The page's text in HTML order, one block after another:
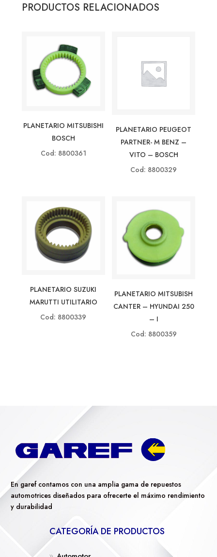
PRODUCTOS RELACIONADOS
PLANETARIO MITSUBISHI
BOSCH
Cod: 8800361
PLANETARIO PEUGEOT
PARTNER- M BENZ –
VITO – BOSCH
Cod: 8800329
PLANETARIO SUZUKI
MARUTTI UTILITARIO
Cod: 8800339
PLANETARIO MITSUBISH
CANTER – HYUNDAI 250
– I
Cod: 8800359
En garef contamos con una amplia gama de repuestos
automotrices diseñados para ofrecerte el máximo rendimiento
y durabilidad
CATEGORÍA DE PRODUCTOS